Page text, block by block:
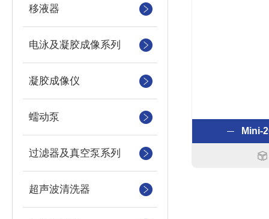
移液器
电泳及凝胶成像系列
凝胶成像仪
蠕动泵
过滤器及真空泵系列
超声波清洗器
Mini-